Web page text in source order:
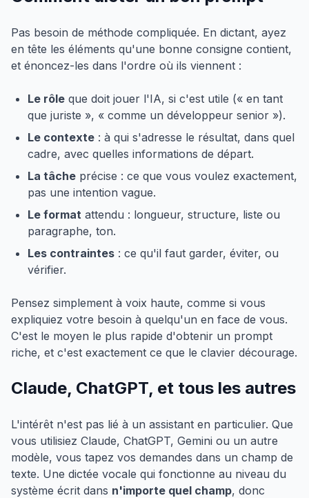
Pas besoin de méthode compliquée. En dictant, ayez
en tête les éléments qu'une bonne consigne contient,
et énoncez-les dans l'ordre où ils viennent :
Le rôle que doit jouer l'IA, si c'est utile (« en tant
que juriste », « comme un développeur senior »).
Le contexte : à qui s'adresse le résultat, dans quel
cadre, avec quelles informations de départ.
La tâche précise : ce que vous voulez exactement,
pas une intention vague.
Le format attendu : longueur, structure, liste ou
paragraphe, ton.
Les contraintes : ce qu'il faut garder, éviter, ou
vérifier.
Pensez simplement à voix haute, comme si vous
expliquiez votre besoin à quelqu'un en face de vous.
C'est le moyen le plus rapide d'obtenir un prompt
riche, et c'est exactement ce que le clavier décourage.
Claude, ChatGPT, et tous les autres
L'intérêt n'est pas lié à un assistant en particulier. Que
vous utilisiez Claude, ChatGPT, Gemini ou un autre
modèle, vous tapez vos demandes dans un champ de
texte. Une dictée vocale qui fonctionne au niveau du
système écrit dans n'importe quel champ, donc